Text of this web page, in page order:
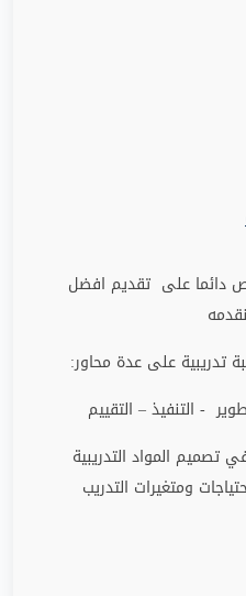
دائما على تقديم افضل
تدريبية على عدة محاور:
- التنفيذ – التقييم
تصميم المواد التدريبية
ومتغيرات التدريب